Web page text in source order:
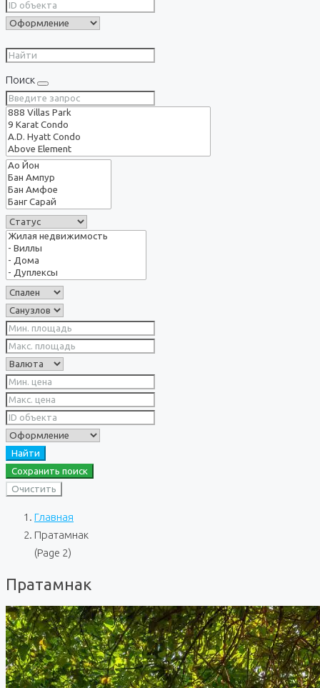
Поиск
Найти
Сохранить поиск
Очистить
Главная
Пратамнак
(Page 2)
Пратамнак